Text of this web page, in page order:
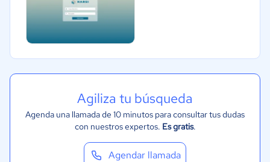
Agiliza tu búsqueda
Agenda una llamada de 10 minutos para consultar tus dudas
con nuestros expertos. Es gratis.
Agendar llamada